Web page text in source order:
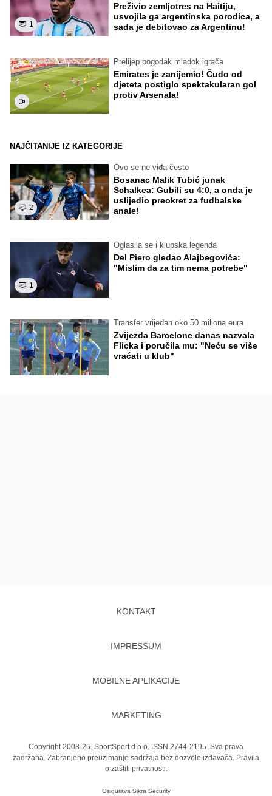
1
Preživio zemljotres na Haitiju,
usvojila ga argentinska porodica, a
sada je debitovao za Argentinu!
Prelijep pogodak mladok igrača
Emirates je zanijemio! Čudo od
djeteta postiglo spektakularan gol
protiv Arsenala!
NAJČITANIJE IZ KATEGORIJE
2
Ovo se ne viđa često
Bosanac Malik Tubić junak
Schalkea: Gubili su 4:0, a onda je
uslijedio preokret za fudbalske
anale!
1
Oglasila se i klupska legenda
Del Piero gledao Alajbegovića:
"Mislim da za tim nema potrebe"
Transfer vrijedan oko 50 miliona eura
Zvijezda Barcelone danas nazvala
Flicka i poručila mu: "Neću se više
vraćati u klub"
KONTAKT
IMPRESSUM
MOBILNE APLIKACIJE
MARKETING
Copyright 2008-26. SportSport d.o.o. ISSN 2744-2195. Sva prava
zadržana. Zabranjeno preuzimanje sadržaja bez dozvole izdavača. Pravila
o zaštiti privatnosti.
Osigurava Sikra Security